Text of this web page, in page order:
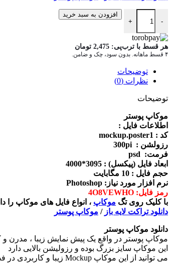
-
دانلود موکاپ پوستر mockup.poster1 عدد
+
افزودن به سبد خرید
هر قسط با ترب‌پی: 2,475 تومان
۴ قسط ماهانه. بدون سود، چک و ضامن.
توضیحات
نظرات (0)
توضیحات
موکاپ پوستر
اطلاعات فايل :
کد : mockup.poster1
رزولشن : 300pi
فرمت: psd
ابعاد فايل (پيکسل) : 3095*4000
حجم فايل : 10 مگابایت
نرم افزار مورد نياز: Photoshop
رمز فایل: 4O8VEWHO
با کلیک روی تگ موکاپ ، انواع فایل های موکاپ را
دانلود تراکت لایه باز / موکاپ پوستر
دانلود موکاپ پوستر
موکاپ پوستر در واقع يک پيش نمايش زيبا ، مدرن
اين موکاپ سايز بزرگ بوده و رزوليشن بالايی دارد
می توانيد از اين موکاپ Mockup زيبا و کاربردی در فضای مجازی، چاپ و غيره به راحتی و بدون افت کيفيت استفاده کنيد